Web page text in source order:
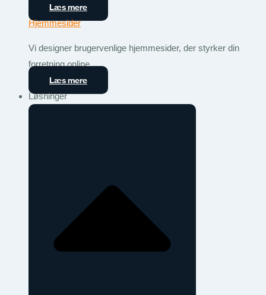
Læs mere
Hjemmesider
Vi designer brugervenlige hjemmesider, der styrker din
forretning online.
Læs mere
Løsninger